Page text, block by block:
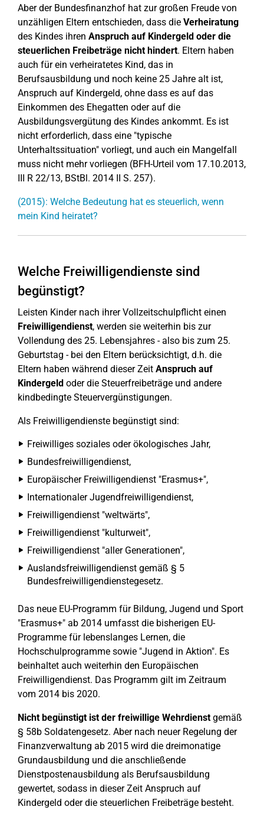
Aber der Bundesfinanzhof hat zur großen Freude von
unzähligen Eltern entschieden, dass die Verheiratung
des Kindes ihren Anspruch auf Kindergeld oder die
steuerlichen Freibeträge nicht hindert. Eltern haben
auch für ein verheiratetes Kind, das in
Berufsausbildung und noch keine 25 Jahre alt ist,
Anspruch auf Kindergeld, ohne dass es auf das
Einkommen des Ehegatten oder auf die
Ausbildungsvergütung des Kindes ankommt. Es ist
nicht erforderlich, dass eine "typische
Unterhaltssituation" vorliegt, und auch ein Mangelfall
muss nicht mehr vorliegen (BFH-Urteil vom 17.10.2013,
III R 22/13, BStBl. 2014 II S. 257).
(2015): Welche Bedeutung hat es steuerlich, wenn
mein Kind heiratet?
Welche Freiwilligendienste sind
begünstigt?
Leisten Kinder nach ihrer Vollzeitschulpflicht einen
Freiwilligendienst, werden sie weiterhin bis zur
Vollendung des 25. Lebensjahres - also bis zum 25.
Geburtstag - bei den Eltern berücksichtigt, d.h. die
Eltern haben während dieser Zeit Anspruch auf
Kindergeld oder die Steuerfreibeträge und andere
kindbedingte Steuervergünstigungen.
Als Freiwilligendienste begünstigt sind:
Freiwilliges soziales oder ökologisches Jahr,
Bundesfreiwilligendienst,
Europäischer Freiwilligendienst "Erasmus+",
Internationaler Jugendfreiwilligendienst,
Freiwilligendienst "weltwärts",
Freiwilligendienst "kulturweit",
Freiwilligendienst "aller Generationen",
Auslandsfreiwilligendienst gemäß § 5
Bundesfreiwilligendienstegesetz.
Das neue EU-Programm für Bildung, Jugend und Sport
"Erasmus+" ab 2014 umfasst die bisherigen EU-
Programme für lebenslanges Lernen, die
Hochschulprogramme sowie "Jugend in Aktion". Es
beinhaltet auch weiterhin den Europäischen
Freiwilligendienst. Das Programm gilt im Zeitraum
vom 2014 bis 2020.
Nicht begünstigt ist der freiwillige Wehrdienstgemäß
§ 58b Soldatengesetz. Aber nach neuer Regelung der
Finanzverwaltung ab 2015 wird die dreimonatige
Grundausbildung und die anschließende
Dienstpostenausbildung als Berufsausbildung
gewertet, sodass in dieser Zeit Anspruch auf
Kindergeld oder die steuerlichen Freibeträge besteht.